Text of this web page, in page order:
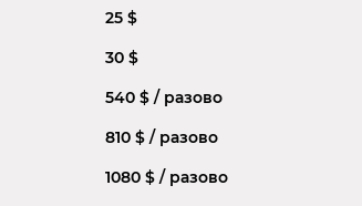
25 $
30 $
540 $ / разово
810 $ / разово
1080 $ / разово